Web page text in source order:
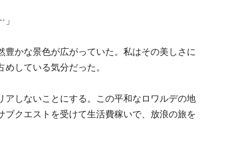
かな景色が広がっていた。私はその美しさに
している気分だった。
アしないことにする。この平和なロワルデの地
ブクエストを受けて生活費稼いで、放浪の旅を